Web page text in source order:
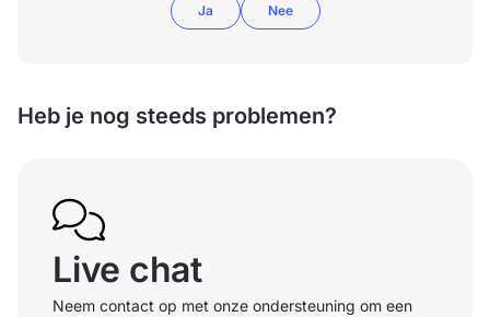
Ja Nee
Heb je nog steeds problemen?
Live chat
Neem contact op met onze ondersteuning om een